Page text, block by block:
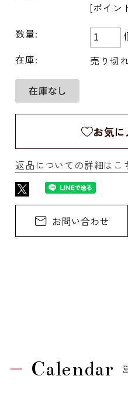
[ポイン
数量:
在庫:
売り切
お気
返品についての詳細はこ
Calendar